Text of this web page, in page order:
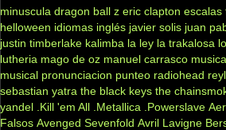
minuscula dragon ball z eric clapton escalas
helloween idiomas inglés javier solis juan
justin timberlake kalimba la ley la trakalosa
lutheria mago de oz manuel carrasco
musical pronunciacion punteo radiohead
sebastian yatra the black keys the
yandel .Kill 'em All .Metallica .Powerslave
Falsos Avenged Sevenfold Avril Lavigne